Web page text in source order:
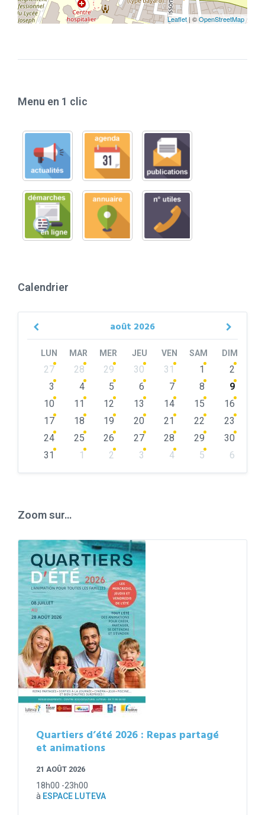
Leaflet| ©OpenStreetMap
Menu en 1 clic
Calendrier
août 2026
Previous
LUN MAR MER JEU VEN SAM DIM
Skip
calendar
27 28 29 30 31 1
2
3
4 5 6 7 8
9
10
11 12 13 14 15
16
17
18 19 20 21 22
23
24
25 26 27 28 29
30
31
1 2 3 4 5
6
Zoom sur…
Quartiers d’été 2026 : Repas partagé
et animations
21 AOÛT 2026
18h00 -23h00
à ESPACE LUTEVA